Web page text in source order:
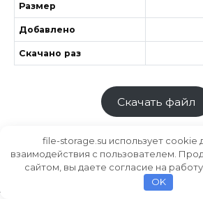
Размер
Добавлено
Скачано раз
Скачать файл
Хранилище файлов
file-storage.su использует cookie
взаимодействия с пользователем.
сайтом, вы даете согласие на
OK